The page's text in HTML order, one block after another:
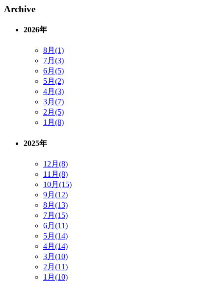
Archive
2026年
8月(1)
7月(3)
6月(5)
5月(2)
4月(3)
3月(7)
2月(5)
1月(8)
2025年
12月(8)
11月(8)
10月(15)
9月(12)
8月(13)
7月(15)
6月(11)
5月(14)
4月(14)
3月(10)
2月(11)
1月(10)